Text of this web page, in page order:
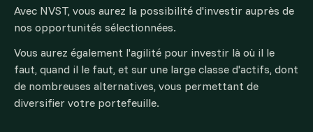
Avec NVST, vous aurez la possibilité d'investir auprès de
nos opportunités sélectionnées.
Vous aurez également l'agilité pour investir là où il le
faut, quand il le faut, et sur une large classe d'actifs, dont
de nombreuses alternatives, vous permettant de
diversifier votre portefeuille.